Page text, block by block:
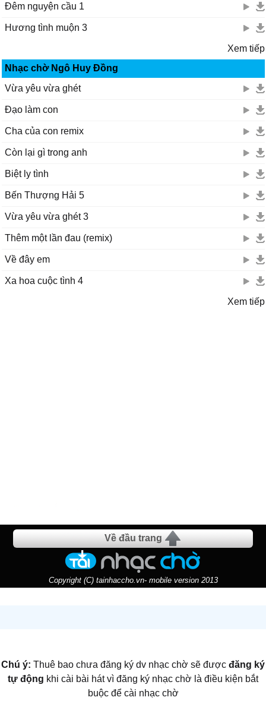
Đêm nguyện cầu 1
Hương tình muộn 3
Xem tiếp
Nhạc chờ Ngô Huy Đồng
Vừa yêu vừa ghét
Đạo làm con
Cha của con remix
Còn lại gì trong anh
Biệt ly tình
Bến Thượng Hải 5
Vừa yêu vừa ghét 3
Thêm một lần đau (remix)
Về đây em
Xa hoa cuộc tình 4
Xem tiếp
Về đầu trang
Copyright (C) tainhaccho.vn- mobile version 2013
Chú ý: Thuê bao chưa đăng ký dv nhạc chờ sẽ được đăng ký
tự động khi cài bài hát vì đăng ký nhạc chờ là điều kiện bắt
buộc để cài nhạc chờ